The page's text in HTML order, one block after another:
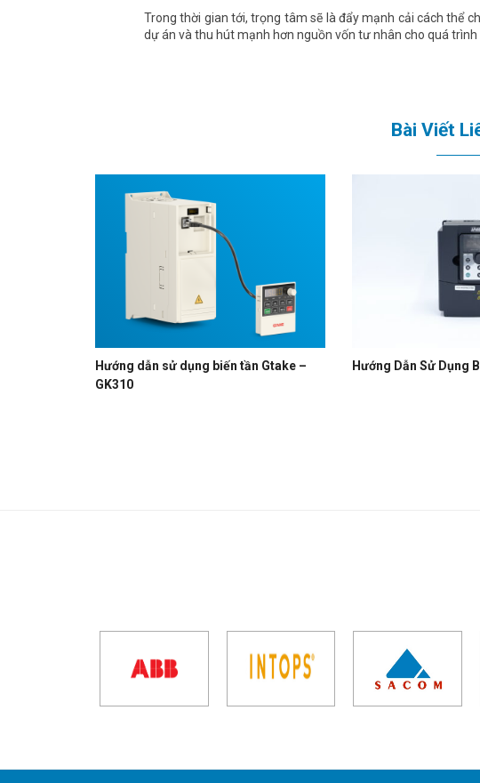
Trong thời gian tới, trọng tâm sẽ là đẩy mạnh cải cách thể
dự án và thu hút mạnh hơn nguồn vốn tư nhân cho quá trình
Bài Viết
Hướng dẫn sử dụng biến tần Gtake –
GK310
Hướng Dẫn Sử Dụng